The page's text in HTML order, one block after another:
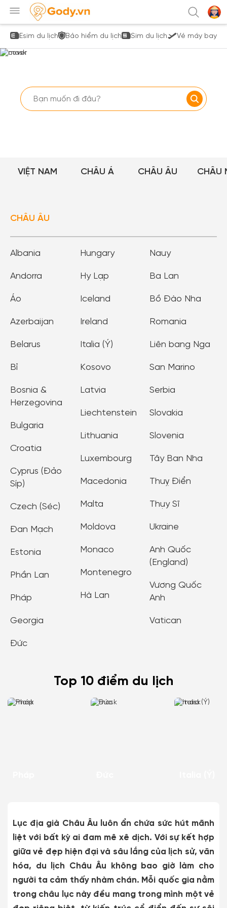
Esim du lịch Bảo hiểm du lịch Sim du lịch Vé máy bay
VIỆT NAM CHÂU Á CHÂU ÂU CHÂU
CHÂU ÂU
Albania
Andorra
Áo
Azerbaijan
Belarus
Bỉ
Bosnia &
Herzegovina
Bulgaria
Croatia
Cyprus (Đảo
Síp)
Czech (Séc)
Đan Mạch
Estonia
Phần Lan
Pháp
Georgia
Đức
Hungary
Hy Lạp
Iceland
Ireland
Italia (Ý)
Kosovo
Latvia
Liechtenstein
Lithuania
Luxembourg
Macedonia
Malta
Moldova
Monaco
Montenegro
Hà Lan
Nauy
Ba Lan
Bồ Đào Nha
Romania
Liên bang Nga
San Marino
Serbia
Slovakia
Slovenia
Tây Ban Nha
Thuỵ Điển
Thụy Sĩ
Ukraine
Anh Quốc
(England)
Vương Quốc
Anh
Vatican
Top 10 điểm du lịch
Lục địa già Châu Âu luôn ẩn chứa sức hút mãnh
liệt với bất kỳ ai đam mê xê dịch. Với sự kết hợp
giữa vẻ đẹp hiện đại và sâu lắng của lịch sử, văn
hóa, du lịch Châu Âu không bao giờ làm cho
người ta cảm thấy nhàm chán. Mỗi quốc gia nằm
trong châu lục này đều mang trong mình một vẻ